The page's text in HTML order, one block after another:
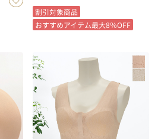
割引対象商品
おすすめアイテム最大8％OFF